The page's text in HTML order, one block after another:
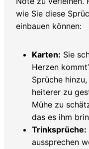
wie Sie diese
einbauen können:
Karten: Sie
Herzen
Sprüche
heiterer zu
Mühe zu
das es ihm
Trinksprüche:
aussprechen